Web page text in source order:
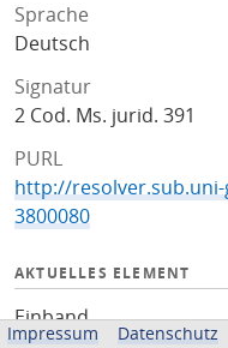
Sprache
Deutsch
Signatur
2 Cod. Ms. jurid. 391
PURL
http://resolver.sub.uni-
3800080
AKTUELLES ELEMENT
Einband
Impressum Datenschutz